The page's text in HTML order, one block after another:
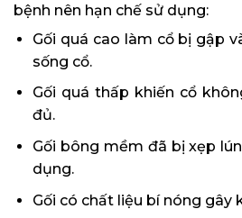
bệnh nên hạn chế sử dụng:
Gối quá cao làm cổ bị gập
sống cổ.
Gối quá thấp khiến cổ
đủ.
Gối bông mềm đã bị xẹp
dụng.
Gối có chất liệu bí nóng gây